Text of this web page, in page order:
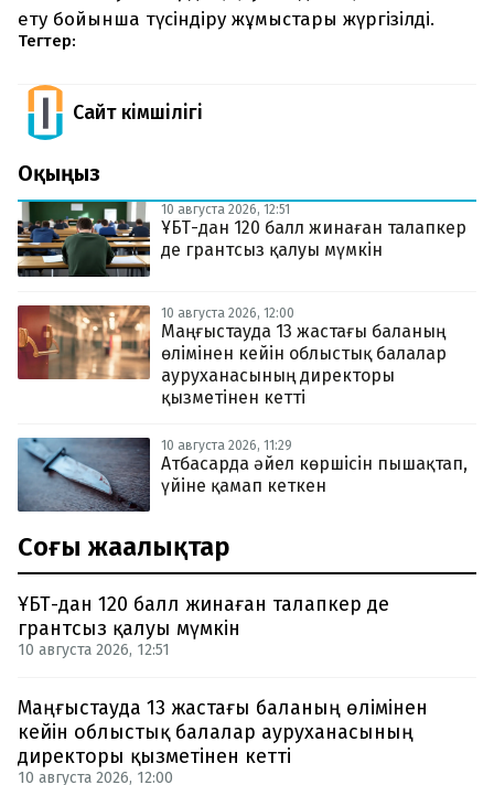
ету бойынша түсіндіру жұмыстары жүргізілді.
Тегтер:
Сайт Әкімшілігі
Оқыңыз
10 августа 2026, 12:51
ҰБТ-дан 120 балл жинаған талапкер
де грантсыз қалуы мүмкін
10 августа 2026, 12:00
Маңғыстауда 13 жастағы баланың
өлімінен кейін облыстық балалар
ауруханасының директоры
қызметінен кетті
10 августа 2026, 11:29
Атбасарда әйел көршісін пышақтап,
үйіне қамап кеткен
Соңғы жаңалықтар
ҰБТ-дан 120 балл жинаған талапкер де
грантсыз қалуы мүмкін
10 августа 2026, 12:51
Маңғыстауда 13 жастағы баланың өлімінен
кейін облыстық балалар ауруханасының
директоры қызметінен кетті
10 августа 2026, 12:00